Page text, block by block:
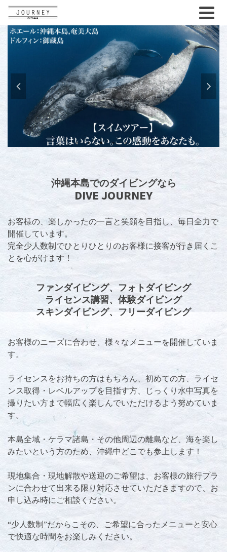
沖縄本島でのダイビングなら
DIVE JOURNEY
お客様の、楽しかったの一言と笑顔を目指し、毎日全力で
開催しています。
完全少人数制でひとりひとりのお客様に接客が行き届くこ
とを心がけます！
ファンダイビング、 フォトダイビング
ライセンス講習、体験ダイビング
スキンダイビング、フリーダイビング
お客様のニーズに合わせ、様々なメニューを開催していま
す。
ライセンスをお持ちの方はもちろん、初めての方、ライセ
ンス取得・レベルアップを目指す方、じっくり水中写真を
撮りたい方まで幅広く楽しんでいただけるよう努めていま
す。
本島全域・ケラマ諸島・その他周辺の離島など、海を楽し
みたいという方のため、沖縄中どこでも参上します！
現地集合・現地解散や送迎のご希望は、お客様の旅行プラ
ンに合わせて出来る限り対応させていただきますので、お
申し込み時にご相談ください。
“少人数制”だからこその、ご希望に合ったメニューと安心
で快適な時間をお楽しみください。